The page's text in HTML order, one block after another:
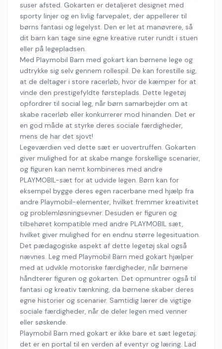
suser afsted. Gokarten er detaljeret designet med
sporty linjer og en livlig farvepalet, der appellerer til
børns fantasi og legelyst. Den er let at manøvrere, så
dit barn kan tage sine egne kreative ruter rundt i stuen
eller på legepladsen.
Med Playmobil Barn med gokart kan børnene lege og
udtrykke sig selv gennem rollespil. De kan forestille sig,
at de deltager i store racerløb, hvor de kæmper for at
vinde den prestigefyldte førsteplads. Dette legetøj
opfordrer til social leg, når børn samarbejder om at
skabe racerløb eller konkurrerer mod hinanden. Det er
en god måde at styrke deres sociale færdigheder,
mens de har det sjovt!
Legeværdien ved dette sæt er uovertruffen. Gokarten
giver mulighed for at skabe mange forskellige scenarier,
og figuren kan nemt kombineres med andre
PLAYMOBIL-sæt for at udvide legen. Børn kan for
eksempel bygge deres egen racerbane med hjælp fra
andre Playmobil-elementer, hvilket fremmer kreativitet
og problemløsningsevner. Desuden er figuren og
tilbehøret kompatible med andre PLAYMOBIL sæt,
hvilket giver mulighed for en endnu større legesituation.
Det pædagogiske aspekt af dette legetøj skal også
nævnes. Leg med Playmobil Barn med gokart hjælper
med at udvikle motoriske færdigheder, når børnene
håndterer figuren og gokarten. Det opmuntrer også til
fantasi og kreativ tænkning, da børnene skaber deres
egne historier og scenarier. Samtidig lærer de vigtige
sociale færdigheder, når de deler legen med venner
eller søskende.
Playmobil Barn med gokart er ikke bare et sæt legetøj;
det er en portal til en verden af eventyr og læring. Lad